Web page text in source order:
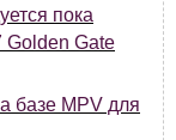
пока
Golden Gate
базе MPV для